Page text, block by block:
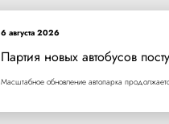
6 августа 2026
Партия новых автобусов
Масштабное обновление автопарка